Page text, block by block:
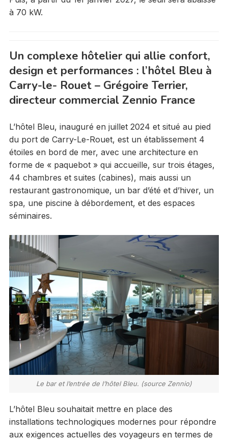
à 70 kW.
Un complexe hôtelier qui allie confort,
design et performances : l’hôtel Bleu à
Carry-le- Rouet – Grégoire Terrier,
directeur commercial Zennio France
L’hôtel Bleu, inauguré en juillet 2024 et situé au pied
du port de Carry-Le-Rouet, est un établissement 4
étoiles en bord de mer, avec une architecture en
forme de « paquebot » qui accueille, sur trois étages,
44 chambres et suites (cabines), mais aussi un
restaurant gastronomique, un bar d’été et d’hiver, un
spa, une piscine à débordement, et des espaces
séminaires.
Le bar et l’entrée de l’hôtel Bleu. (source Zennio)
L’hôtel Bleu souhaitait mettre en place des
installations technologiques modernes pour répondre
aux exigences actuelles des voyageurs en termes de